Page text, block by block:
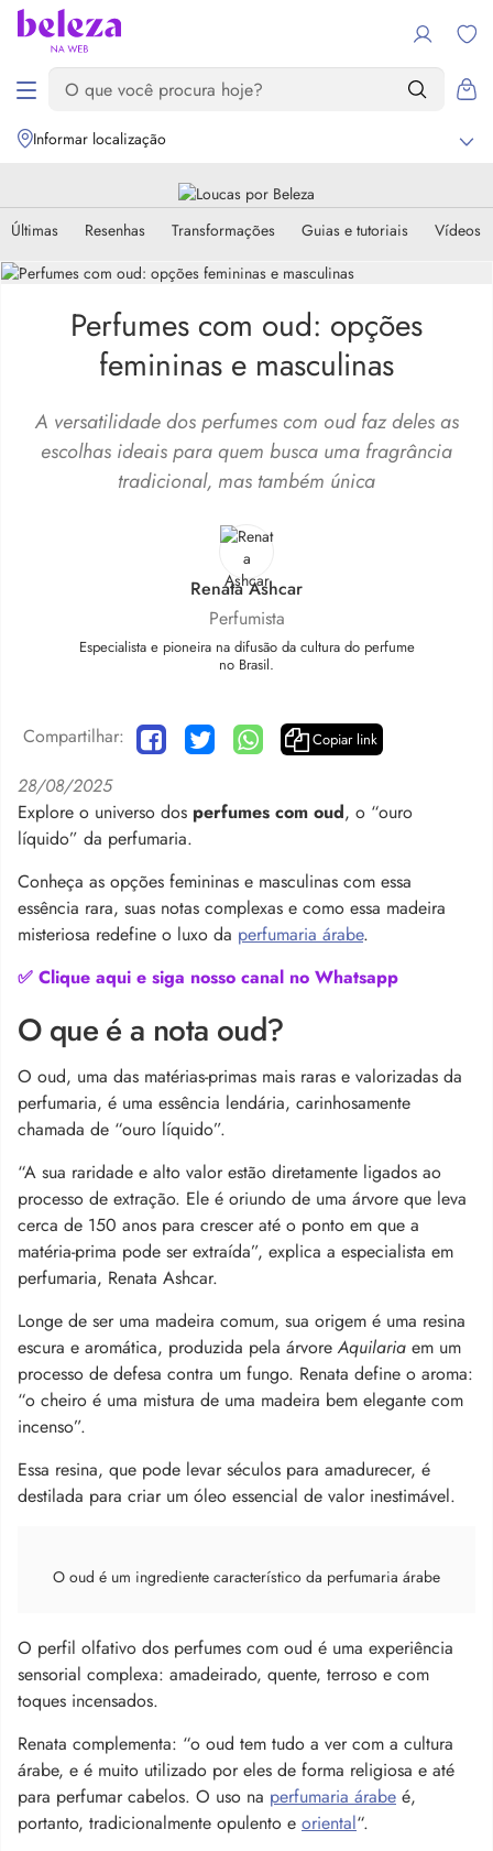
Informar localização
Últimas Resenhas Transformações Guias e tutoriais Vídeos
Perfumes com oud: opções
femininas e masculinas
A versatilidade dos perfumes com oud faz deles as
escolhas ideais para quem busca uma fragrância
tradicional, mas também única
Renata Ashcar
Perfumista
Especialista e pioneira na difusão da cultura do perfume
no Brasil.
Compartilhar: Copiar link
28/08/2025
Explore o universo dos perfumes com oud, o “ouro
líquido” da perfumaria.
Conheça as opções femininas e masculinas com essa
essência rara, suas notas complexas e como essa madeira
misteriosa redefine o luxo da perfumaria árabe.
✅ Clique aqui e siga nosso canal no Whatsapp
O que é a nota oud?
O oud, uma das matérias-primas mais raras e valorizadas da
perfumaria, é uma essência lendária, carinhosamente
chamada de “ouro líquido”.
“A sua raridade e alto valor estão diretamente ligados ao
processo de extração. Ele é oriundo de uma árvore que leva
cerca de 150 anos para crescer até o ponto em que a
matéria-prima pode ser extraída”, explica a especialista em
perfumaria, Renata Ashcar.
Longe de ser uma madeira comum, sua origem é uma resina
escura e aromática, produzida pela árvoreAquilaria em um
processo de defesa contra um fungo. Renata define o aroma:
“o cheiro é uma mistura de uma madeira bem elegante com
incenso”.
Essa resina, que pode levar séculos para amadurecer, é
destilada para criar um óleo essencial de valor inestimável.
O oud é um ingrediente característico da perfumaria árabe
O perfil olfativo dos perfumes com oud é uma experiência
sensorial complexa: amadeirado, quente, terroso e com
toques incensados.
Renata complementa: “o oud tem tudo a ver com a cultura
árabe, e é muito utilizado por eles de forma religiosa e até
para perfumar cabelos. O uso na perfumaria árabe é,
portanto, tradicionalmente opulento e oriental“.